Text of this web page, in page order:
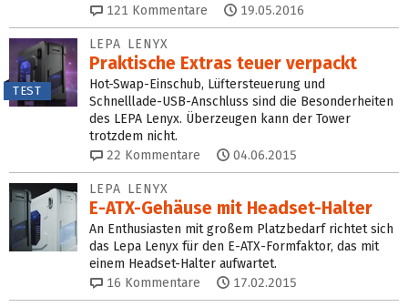
121 Kommentare 19.05.2016
TEST
LEPA LENYX
Praktische Extras teuer verpackt
Hot-Swap-Einschub, Lüftersteuerung und
Schnelllade-USB-Anschluss sind die Besonderheiten
des LEPA Lenyx. Überzeugen kann der Tower
trotzdem nicht.
22 Kommentare 04.06.2015
LEPA LENYX
E-ATX-Gehäuse mit Headset-Halter
An Enthusiasten mit großem Platzbedarf richtet sich
das Lepa Lenyx für den E-ATX-Formfaktor, das mit
einem Headset-Halter aufwartet.
16 Kommentare 17.02.2015